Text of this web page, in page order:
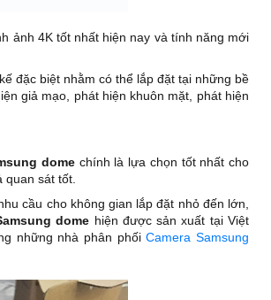
ảnh 4K tốt nhất hiện nay và tính năng mới
đặc biệt nhằm có thể lắp đặt tại những bề
giả mạo, phát hiện khuôn mặt, phát hiện
dome chính là lựa chọn tốt nhất cho
sát tốt.
cầu cho không gian lắp đặt nhỏ đến lớn,
dome hiện được sản xuất tại Việt
những nhà phân phốiCamera Samsung